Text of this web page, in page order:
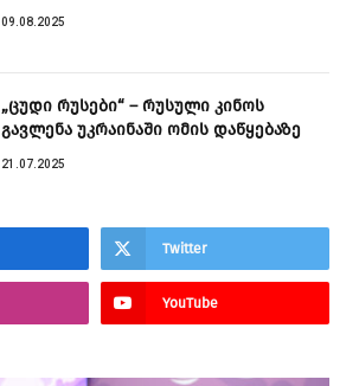
09.08.2025
„ცუდი რუსები“ – რუსული კინოს
გავლენა უკრაინაში ომის დაწყებაზე
21.07.2025
Twitter
YouTube